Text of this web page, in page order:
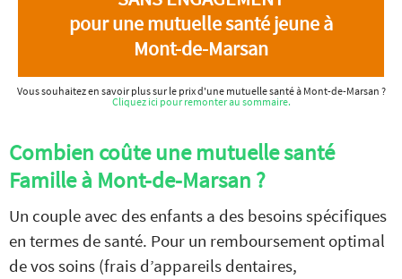
pour une mutuelle santé jeune à
Mont-de-Marsan
Vous souhaitez en savoir plus sur le prix d'une mutuelle santé à Mont-de-Marsan ?
Cliquez ici pour remonter au sommaire.
Combien coûte une mutuelle santé
Famille à Mont-de-Marsan ?
Un couple avec des enfants a des besoins spécifiques
en termes de santé. Pour un remboursement optimal
de vos soins (frais d’appareils dentaires,